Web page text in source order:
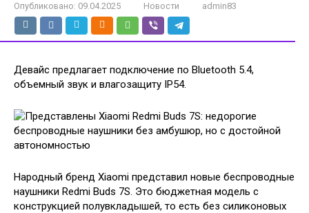
Опубликовано: 09.04.2025 Новости admin83
Девайс предлагает подключение по Bluetooth 5.4,
объемный звук и влагозащиту IP54.
Народный бренд Xiaomi представил новые беспроводные
наушники Redmi Buds 7S. Это бюджетная модель с
конструкцией полувкладышей, то есть без силиконовых